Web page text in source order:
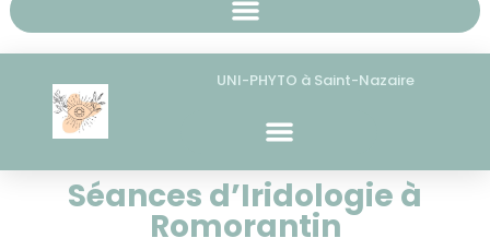
UNI-PHYTO à Saint-Nazaire
Séances d’Iridologie à
Romorantin